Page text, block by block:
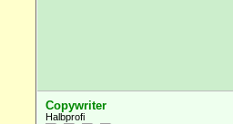
Copywriter
Halbprofi